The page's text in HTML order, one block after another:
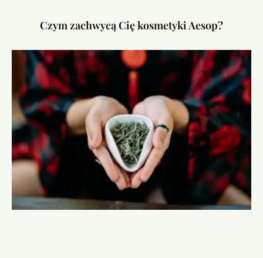
Czym zachwycą Cię kosmetyki Aesop?